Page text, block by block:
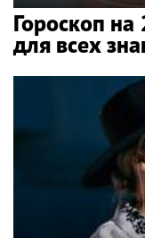
Гороскоп на
для всех